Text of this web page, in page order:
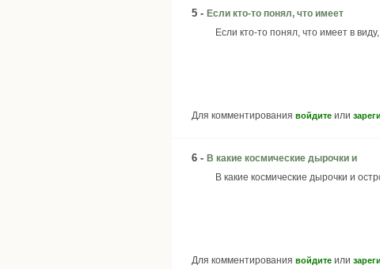
5 - Если кто-то понял, что имеет
Если кто-то понял, что имеет в
Для комментирования войдите или
6 - В какие космические дырочки и
В какие космические дырочки и
Для комментирования войдите или